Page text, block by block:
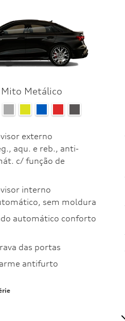
Metálico
externo
aqu. e reb., anti-
c/ função de
interno
sem moldura
automático conforto
das portas
antifurto